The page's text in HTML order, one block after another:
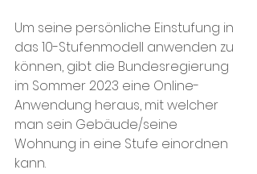
Um seine persönliche Einstufung in
das 10-Stufenmodell anwenden zu
können, gibt die Bundesregierung
im Sommer 2023 eine Online-
Anwendung heraus, mit welcher
man sein Gebäude/seine
Wohnung in eine Stufe einordnen
kann.